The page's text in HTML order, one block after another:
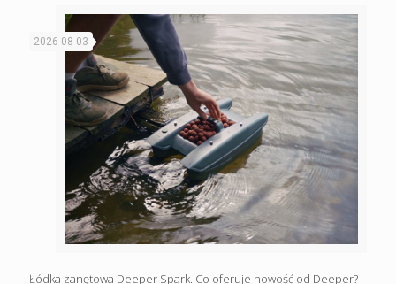
2026-08-03
Łódka zanętowa Deeper Spark. Co oferuje nowość od Deeper?